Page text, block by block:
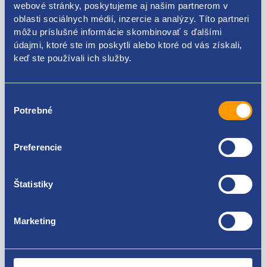
webové stránky, poskytujeme aj našim partnerom v
oblasti sociálnych médií, inzercie a analýzy. Títo partneri
môžu príslušné informácie skombinovať s ďalšími
údajmi, ktoré ste im poskytli alebo ktoré od vás získali,
keď ste používali ich služby.
súhlasu
Potrebné
Preferencie
Štatistiky
Marketing
Kódy produktov
7700114424 8200282199
Renault Clio II 1998 - 2001 1.9 D - F8Q
Renault Clio II 2001 - 2005 1.9 D - F8Q
Renault Clio III 2005 - 2009 2.0 16V Sport - F4R
Renault Espace III 1997 - 2002 2.0 16V - F4R
Renault Espace IV 2002 - 2006 1.9 dCi - F9Q